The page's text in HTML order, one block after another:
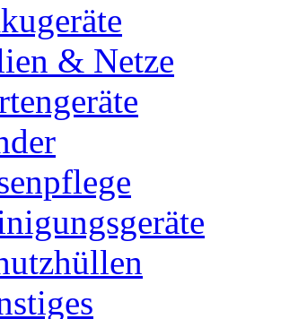
& Netze